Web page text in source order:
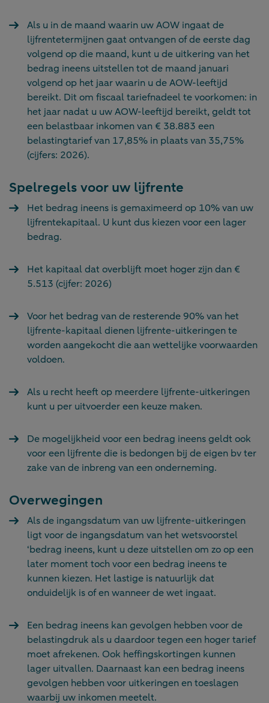
Als u in de maand waarin uw AOW ingaat de
lijfrentetermijnen gaat ontvangen of de eerste dag
volgend op die maand, kunt u de uitkering van het
bedrag ineens uitstellen tot de maand januari
volgend op het jaar waarin u de AOW-leeftijd
bereikt. Dit om fiscaal tariefnadeel te voorkomen: in
het jaar nadat u uw AOW-leeftijd bereikt, geldt tot
een belastbaar inkomen van € 38.883 een
belastingtarief van 17,85% in plaats van 35,75%
(cijfers: 2026).
Spelregels voor uw lijfrente
Het bedrag ineens is gemaximeerd op 10% van uw
lijfrentekapitaal. U kunt dus kiezen voor een lager
bedrag.
Het kapitaal dat overblijft moet hoger zijn dan €
5.513 (cijfer: 2026)
Voor het bedrag van de resterende 90% van het
lijfrente-kapitaal dienen lijfrente-uitkeringen te
worden aangekocht die aan wettelijke voorwaarden
voldoen.
Als u recht heeft op meerdere lijfrente-uitkeringen
kunt u per uitvoerder een keuze maken.
De mogelijkheid voor een bedrag ineens geldt ook
voor een lijfrente die is bedongen bij de eigen bv ter
zake van de inbreng van een onderneming.
Overwegingen
Als de ingangsdatum van uw lijfrente-uitkeringen
ligt voor de ingangsdatum van het wetsvoorstel
‘bedrag ineens, kunt u deze uitstellen om zo op een
later moment toch voor een bedrag ineens te
kunnen kiezen. Het lastige is natuurlijk dat
onduidelijk is of en wanneer de wet ingaat.
Een bedrag ineens kan gevolgen hebben voor de
belastingdruk als u daardoor tegen een hoger tarief
moet afrekenen. Ook heffingskortingen kunnen
lager uitvallen. Daarnaast kan een bedrag ineens
gevolgen hebben voor uitkeringen en toeslagen
waarbij uw inkomen meetelt.